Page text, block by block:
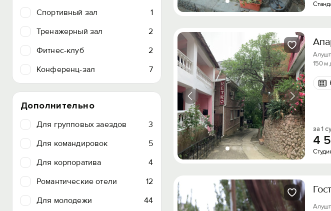
Спортивный зал
1
Тренажерный зал
2
Фитнес-клуб
2
Конференц-зал
7
Дополнительно
Для групповых заездов
3
Для командировок
5
Для корпоратива
4
Романтические отели
12
Для молодежи
44
150 м
за 1
4